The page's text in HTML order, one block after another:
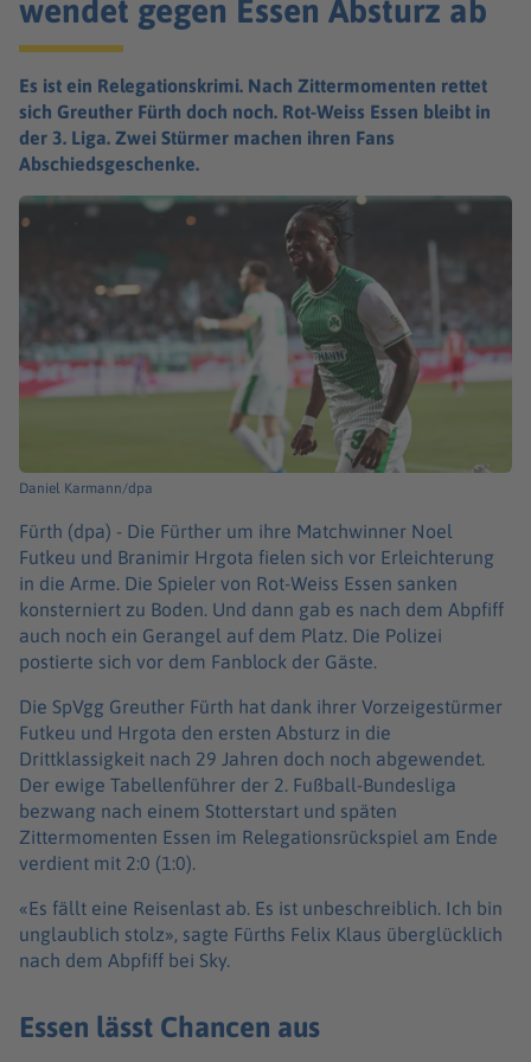
wendet gegen Essen Absturz ab
Es ist ein Relegationskrimi. Nach Zittermomenten rettet
sich Greuther Fürth doch noch. Rot-Weiss Essen bleibt in
der 3. Liga. Zwei Stürmer machen ihren Fans
Abschiedsgeschenke.
Daniel Karmann/dpa
Fürth (dpa) - Die Fürther um ihre Matchwinner Noel
Futkeu und Branimir Hrgota fielen sich vor Erleichterung
in die Arme. Die Spieler von Rot-Weiss Essen sanken
konsterniert zu Boden. Und dann gab es nach dem Abpfiff
auch noch ein Gerangel auf dem Platz. Die Polizei
postierte sich vor dem Fanblock der Gäste.
Die SpVgg Greuther Fürth hat dank ihrer Vorzeigestürmer
Futkeu und Hrgota den ersten Absturz in die
Drittklassigkeit nach 29 Jahren doch noch abgewendet.
Der ewige Tabellenführer der 2. Fußball-Bundesliga
bezwang nach einem Stotterstart und späten
Zittermomenten Essen im Relegationsrückspiel am Ende
verdient mit 2:0 (1:0).
«Es fällt eine Reisenlast ab. Es ist unbeschreiblich. Ich bin
unglaublich stolz», sagte Fürths Felix Klaus überglücklich
nach dem Abpfiff bei Sky.
Essen lässt Chancen aus